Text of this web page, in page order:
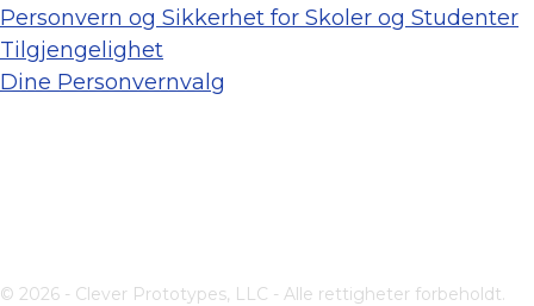
Personvern og Sikkerhet for Skoler og Studenter
Tilgjengelighet
Dine Personvernvalg
© 2026 - Clever Prototypes, LLC - Alle rettigheter forbeholdt.